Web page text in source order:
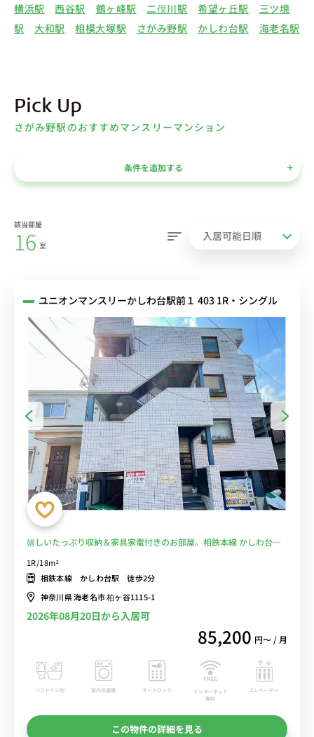
横浜駅
西谷駅 鶴ヶ峰駅 二俣川駅 希望ヶ丘駅
三ツ境
駅
大和駅 相模大塚駅 さがみ野駅 かしわ台駅 海老名駅
Pick Up
さがみ野駅のおすすめマンスリーマンション
条件を追加する
該当部屋
16 室
ユニオンマンスリーかしわ台駅前１ 403 1R・シングル
嬉しいたっぷり収納＆家具家電付きのお部屋。相鉄本線 かしわ台駅
タル中！
1R/18m²
相鉄本線 かしわ台駅 徒歩2分
神奈川県 海老名市 柏ヶ谷1115-1
2026年08月20日から入居可
85,200 円〜 / 月
バストイレ別 室内洗濯機 オートロック
インターネット
無料
エレベーター
この物件の詳細を見る